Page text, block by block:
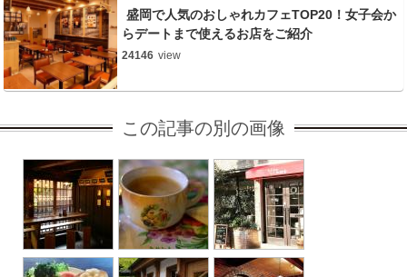
盛岡で人気のおしゃれカフェTOP20！女子会か
らデートまで使えるお店をご紹介
24146 view
この記事の別の画像